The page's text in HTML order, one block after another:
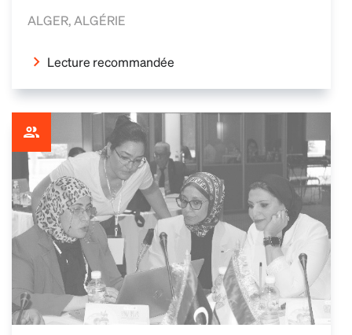
ALGER, ALGÉRIE
Lecture recommandée